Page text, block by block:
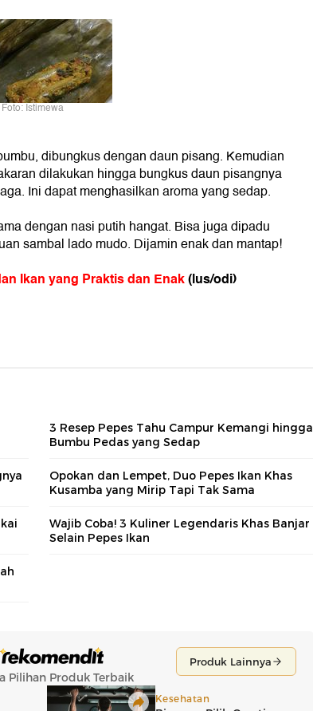
Foto: Istimewa
dibungkus dengan daun pisang. Kemudian
dilakukan hingga bungkus daun pisangnya
Ini dapat menghasilkan aroma yang sedap.
dengan nasi putih hangat. Bisa juga dipadu
sambal lado mudo. Dijamin enak dan mantap!
Ikan yang Praktis dan Enak(lus/odi)
3 Resep Pepes Tahu Campur Kemangi hingga
Bumbu Pedas yang Sedap
Opokan dan Lempet, Duo Pepes Ikan Khas
Kusamba yang Mirip Tapi Tak Sama
Wajib Coba! 3 Kuliner Legendaris Khas Banjar
Selain Pepes Ikan